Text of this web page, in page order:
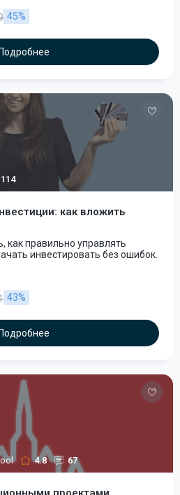
45%
Подробнее
114
как вложить
как правильно управлять
инвестировать без ошибок.
43%
Подробнее
4.8 67